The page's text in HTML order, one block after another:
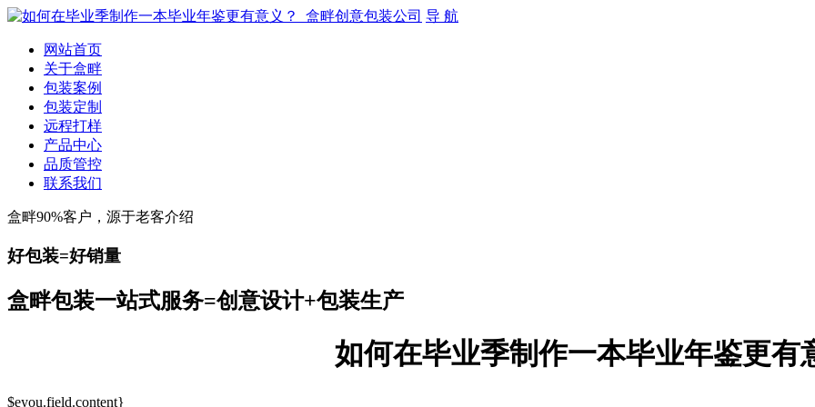
导 航
网站首页
关于盒畔
包装案例
包装定制
远程打样
产品中心
品质管控
联系我们
盒畔90%客户，源于老客介绍
好包装=好销量
盒畔包装一站式服务=创意设计+包装生产
如何在毕业季制作一本毕业年鉴更有
$eyou.field.content}